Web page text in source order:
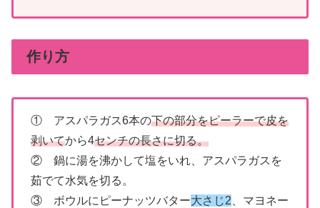
作り方
① アスパラガス6本の下の部分をピーラーで皮を
剥いてから4センチの長さに切る。
② 鍋に湯を沸かして塩をいれ、アスパラガスを
茹でて水気を切る。
③ ボウルにピーナッツバター大さじ2 、マヨネー